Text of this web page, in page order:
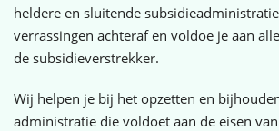
heldere en sluitende
verrassingen achteraf en voldoe je aan
de subsidieverstrekker.
Wij helpen je bij het opzetten en
administratie die voldoet aan de eisen